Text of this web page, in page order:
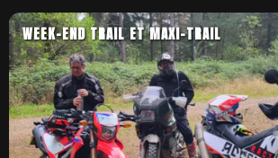
WEEK-END TRAIL ET MAXI-TRAIL